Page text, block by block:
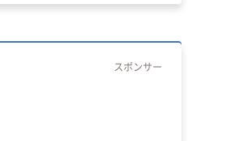
スポンサー